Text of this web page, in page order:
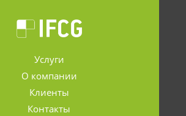
Услуги
О компании
Клиенты
Контакты